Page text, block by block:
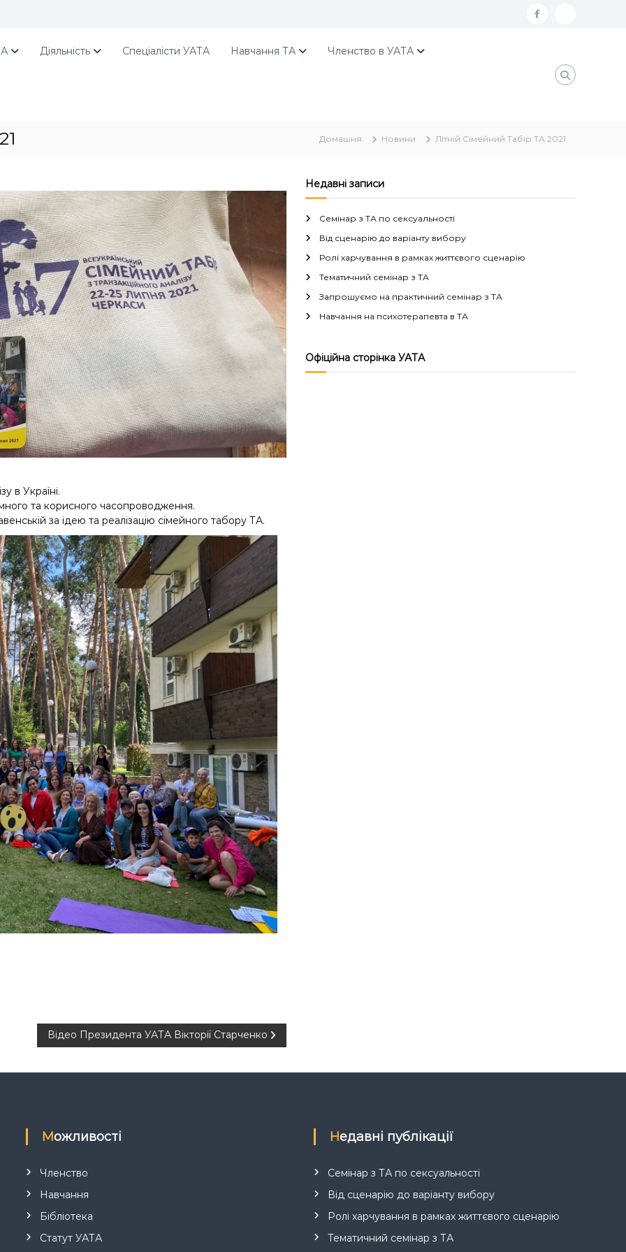
f
o
т
т
А
Діяльність Спеціалісти УАТА Навчання ТА Членство в УАТА
Домашня Новини Літній Сімейний Табір ТА 2021
в Україні.
та корисного часопроводження.
за ідею та реалізацію сімейного табору ТА.
Відео Президента УАТА Вікторії Старченко
Недавні записи
Семінар з ТА по сексуальності
Від сценарію до варіанту вибору
Ролі харчування в рамках життєвого сценарію
Тематичний семінар з ТА
Запрошуємо на практичний семінар з ТА
Навчання на психотерапевта в ТА
Офіційна сторінка УАТА
Можливості
Членство
Навчання
Бібліотека
Статут УАТА
Недавні публікації
Семінар з ТА по сексуальності
Від сценарію до варіанту вибору
Ролі харчування в рамках життєвого сценарію
Тематичний семінар з ТА